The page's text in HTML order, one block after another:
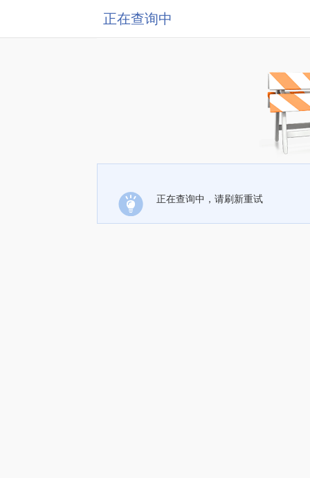
正在查询中
正在查询中，请刷新重试